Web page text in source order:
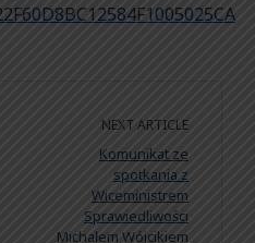
NEXT ARTICLE
Komunikat ze
spotkania z
Wiceministrem
Sprawiedliwości
Michałem Wójcikiem